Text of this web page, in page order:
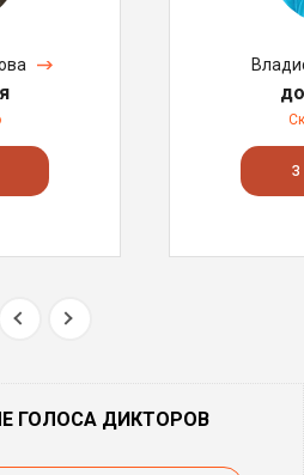
ГОЛОСА ДИКТОРОВ